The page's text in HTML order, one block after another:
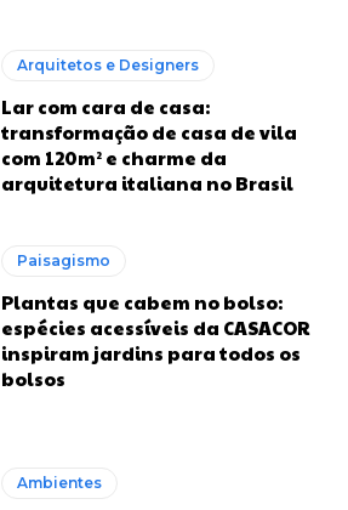
Arquitetos e Designers
Lar com cara de casa:
transformação de casa de vila
com 120m² e charme da
arquitetura italiana no Brasil
Paisagismo
Plantas que cabem no bolso:
espécies acessíveis da CASACOR
inspiram jardins para todos os
bolsos
Ambientes